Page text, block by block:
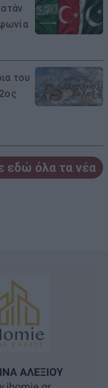
του
εδώ όλα τα νέα